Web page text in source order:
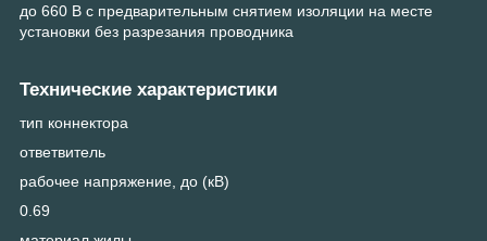
до 660 В с предварительным снятием изоляции на месте
установки без разрезания проводника
Технические характеристики
тип коннектора
ответвитель
рабочее напряжение, до (кВ)
0.69